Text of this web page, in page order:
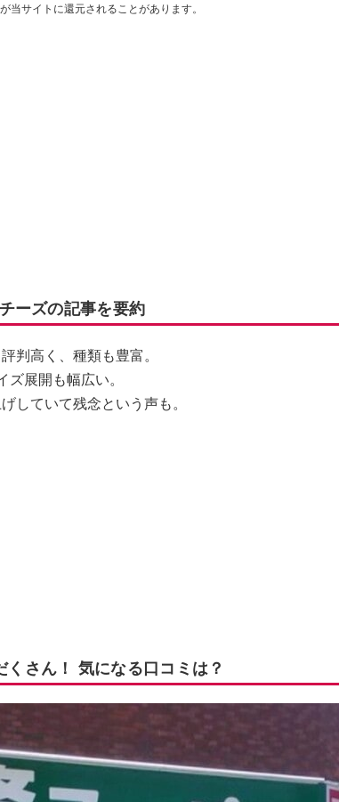
サイトに還元されることがあります。
ーズの記事を要約
判高く、種類も豊富。
展開も幅広い。
していて残念という声も。
さん！ 気になる口コミは？